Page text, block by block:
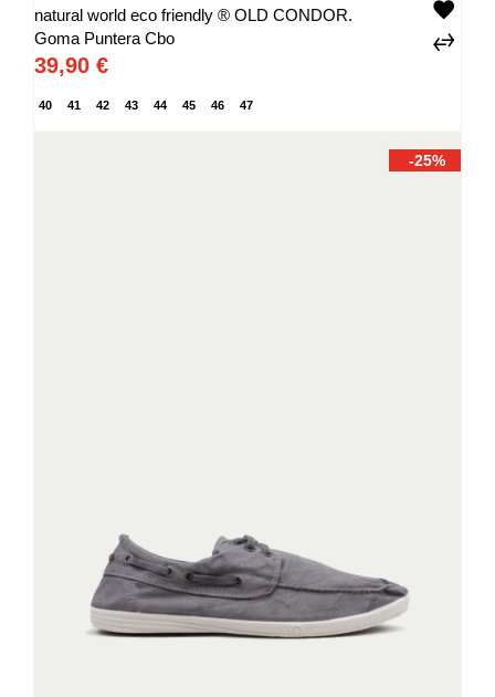
natural world eco friendly ® OLD CONDOR.
Goma Puntera Cbo
39,90 €
40 41 42 43 44 45 46 47
-25%